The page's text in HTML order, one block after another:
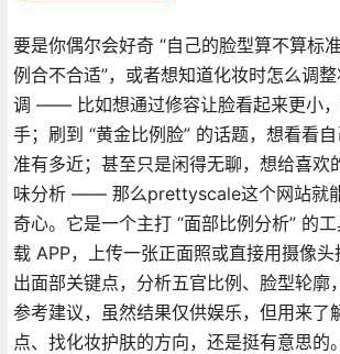
要是你偶尔会好奇 “自己的脸型算不算标
例合不合适”，或者想知道化妆时怎么调
调 —— 比如想通过修容让脸看起来更小
手；刷到 “黄金比例脸” 的话题，想看看
准有多近；甚至只是闲得无聊，想给喜欢
味分析 —— 那么prettyscale这个网站就
奇心。它是一个主打 “面部比例分析” 的
载 APP，上传一张正面照或直接用摄像
出面部关键点，分析五官比例、脸型轮廓
参考建议，虽然结果仅供娱乐，但用来了
点、找化妆护肤的方向，还是挺有意思的。